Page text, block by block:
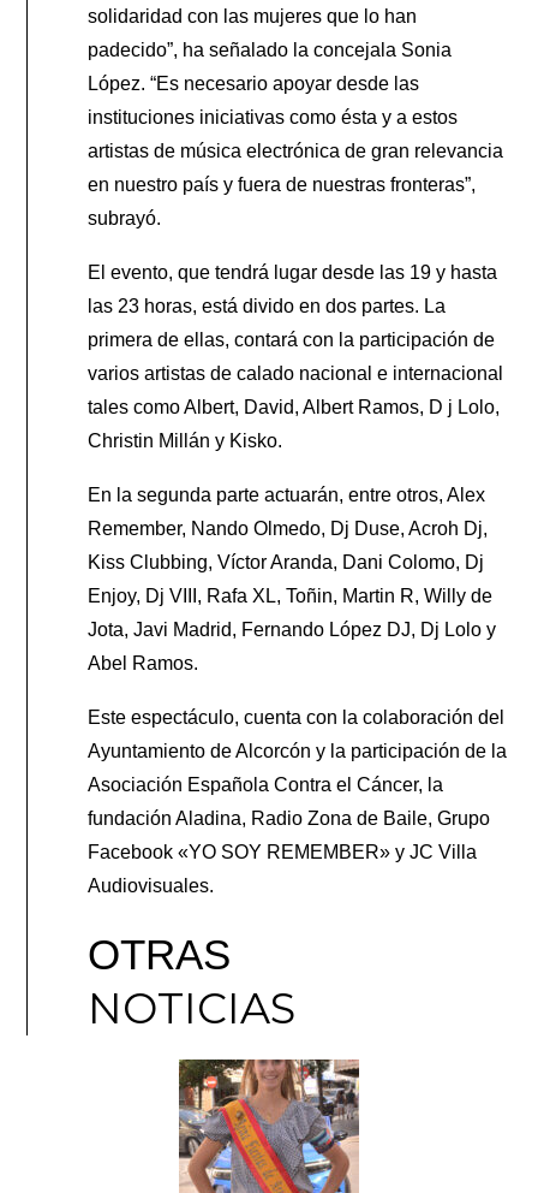
solidaridad con las mujeres que lo han
padecido”, ha señalado la concejala Sonia
López. “Es necesario apoyar desde las
instituciones iniciativas como ésta y a estos
artistas de música electrónica de gran relevancia
en nuestro país y fuera de nuestras fronteras”,
subrayó.
El evento, que tendrá lugar desde las 19 y hasta
las 23 horas, está divido en dos partes. La
primera de ellas, contará con la participación de
varios artistas de calado nacional e internacional
tales como Albert, David, Albert Ramos, D j Lolo,
Christin Millán y Kisko.
En la segunda parte actuarán, entre otros, Alex
Remember, Nando Olmedo, Dj Duse, Acroh Dj,
Kiss Clubbing, Víctor Aranda, Dani Colomo, Dj
Enjoy, Dj VIII, Rafa XL, Toñin, Martin R, Willy de
Jota, Javi Madrid, Fernando López DJ, Dj Lolo y
Abel Ramos.
Este espectáculo, cuenta con la colaboración del
Ayuntamiento de Alcorcón y la participación de la
Asociación Española Contra el Cáncer, la
fundación Aladina, Radio Zona de Baile, Grupo
Facebook «YO SOY REMEMBER» y JC Villa
Audiovisuales.
OTRAS
NOTICIAS